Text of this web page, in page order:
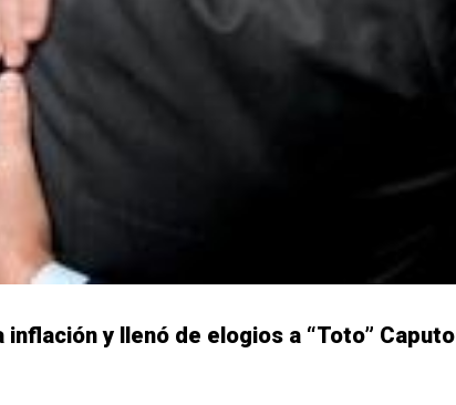
y llenó de elogios a “Toto” Caputo